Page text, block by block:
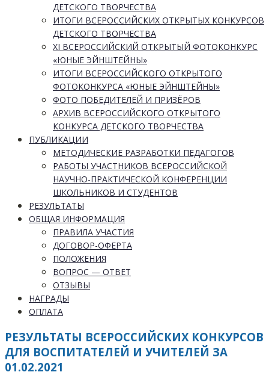
ДЕТСКОГО ТВОРЧЕСТВА
ИТОГИ ВСЕРОССИЙСКИХ ОТКРЫТЫХ КОНКУРСОВ
ДЕТСКОГО ТВОРЧЕСТВА
XI ВСЕРОССИЙСКИЙ ОТКРЫТЫЙ ФОТОКОНКУРС
«ЮНЫЕ ЭЙНШТЕЙНЫ»
ИТОГИ ВСЕРОССИЙСКОГО ОТКРЫТОГО
ФОТОКОНКУРСА «ЮНЫЕ ЭЙНШТЕЙНЫ»
ФОТО ПОБЕДИТЕЛЕЙ И ПРИЗЁРОВ
АРХИВ ВСЕРОССИЙСКОГО ОТКРЫТОГО
КОНКУРСА ДЕТСКОГО ТВОРЧЕСТВА
ПУБЛИКАЦИИ
МЕТОДИЧЕСКИЕ РАЗРАБОТКИ ПЕДАГОГОВ
РАБОТЫ УЧАСТНИКОВ ВСЕРОССИЙСКОЙ
НАУЧНО-ПРАКТИЧЕСКОЙ КОНФЕРЕНЦИИ
ШКОЛЬНИКОВ И СТУДЕНТОВ
РЕЗУЛЬТАТЫ
ОБЩАЯ ИНФОРМАЦИЯ
ПРАВИЛА УЧАСТИЯ
ДОГОВОР-ОФЕРТА
ПОЛОЖЕНИЯ
ВОПРОС — ОТВЕТ
ОТЗЫВЫ
НАГРАДЫ
ОПЛАТА
РЕЗУЛЬТАТЫ ВСЕРОССИЙСКИХ КОНКУРСОВ
ДЛЯ ВОСПИТАТЕЛЕЙ И УЧИТЕЛЕЙ ЗА
01.02.2021